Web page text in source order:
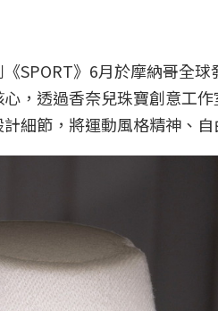
SPORT》6月於摩納哥全
，透過香奈兒珠寶創意工
細節，將運動風格精神、